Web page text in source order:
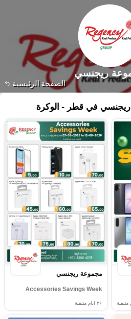
الصفحة الرئيسية
ريجنسي
في قطر - الوكرة
متبقية
مجموعة ريجنسي
Accessories Savings Week
+٣ ايام متبقية